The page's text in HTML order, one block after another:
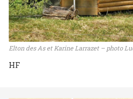
Elton des As et Karine Larrazet – photo
HF